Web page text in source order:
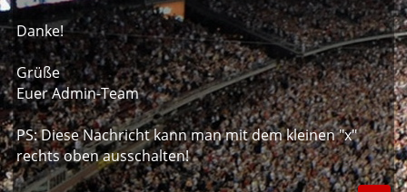
Danke!
Grüße
Euer Admin-Team
PS: Diese Nachricht kann man mit dem kleinen "x"
rechts oben ausschalten!